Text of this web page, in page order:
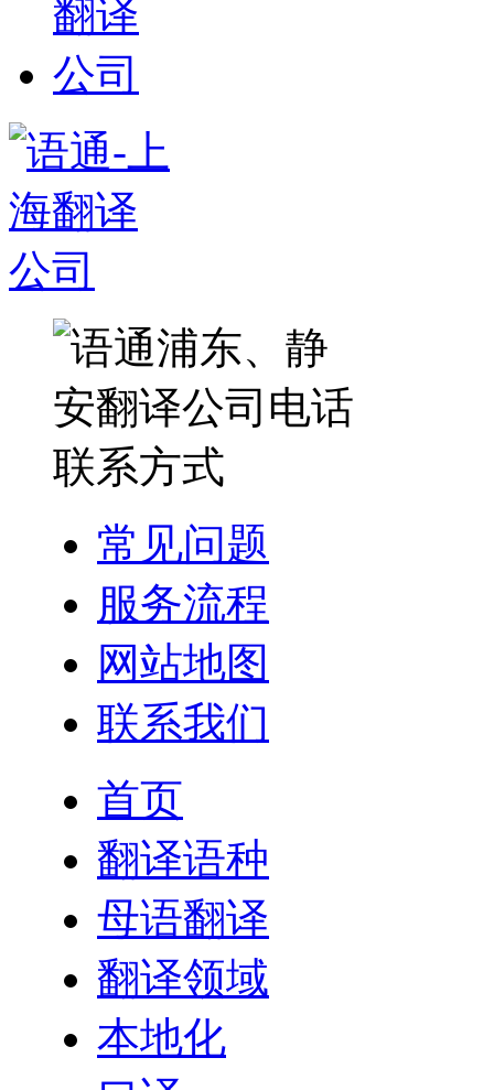
常见问题
服务流程
网站地图
联系我们
首页
翻译语种
母语翻译
翻译领域
本地化